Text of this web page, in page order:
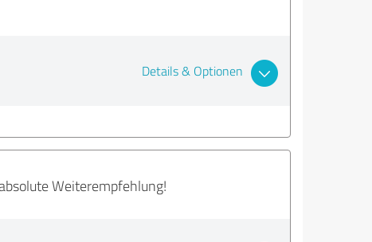
Details & Optionen
Weiterempfehlung!